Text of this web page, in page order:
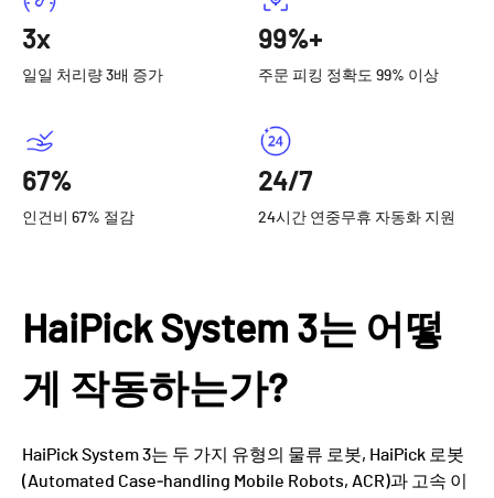
3x
일일 처리량 3배 증가
99%+
주문 피킹 정확도 99% 이상
67%
인건비 67% 절감
24/7
24시간 연중무휴 자동화 지원
HaiPick System 3는 어떻
게 작동하는가?
HaiPick System 3는 두 가지 유형의 물류 로봇, HaiPick 로봇
(Automated Case‑handling Mobile Robots, ACR)과 고속 이